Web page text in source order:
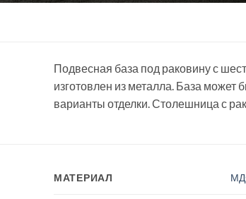
Подвесная база под раковину с
изготовлен из металла. База может
варианты отделки. Столешница с
МАТЕРИАЛ